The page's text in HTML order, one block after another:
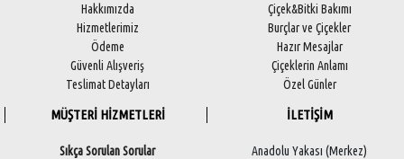
Hakkımızda
Hizmetlerimiz
Ödeme
Güvenli Alışveriş
Teslimat Detayları
Çiçek&Bitki Bakımı
Burçlar ve Çiçekler
Hazır Mesajlar
Çiçeklerin Anlamı
Özel Günler
MÜŞTERİ HİZMETLERİ
Sıkça Sorulan Sorular
İLETİŞİM
Anadolu Yakası (Merkez)